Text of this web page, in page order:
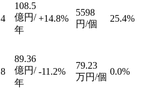
4
108.5
億円/
年
+14.8%
5598
円/個
25.4%
8
89.36
億円/
年
-11.2%
79.23
万円/個
0.0%